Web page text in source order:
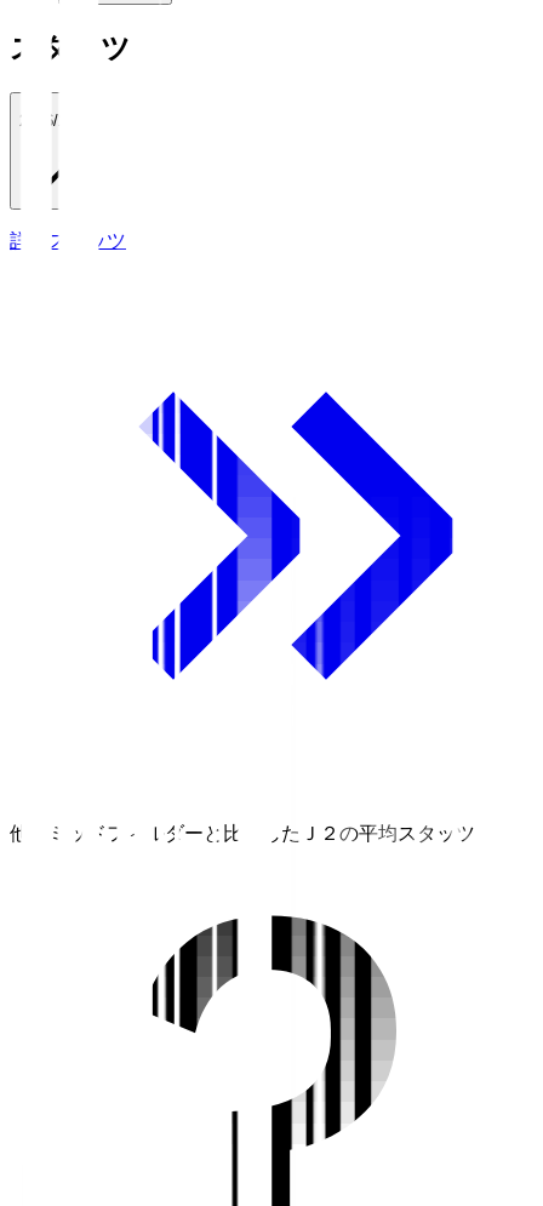
スタッツ
2026/27
詳細スタッツ
他のミッドフィルダーと比較したＪ２の平均スタッツ